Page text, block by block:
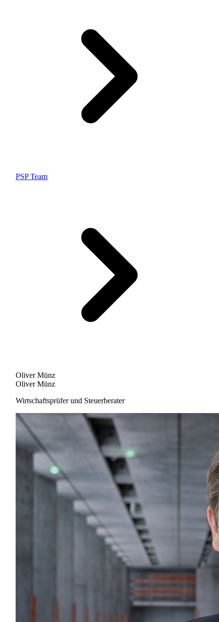
PSP Team
Oliver Münz
Oliver Münz
Wirtschaftsprüfer und Steuerberater